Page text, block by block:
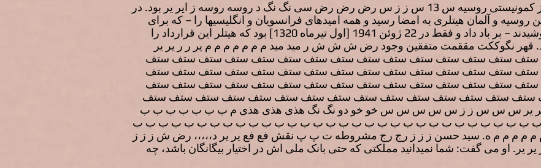
در س سوکت 1912 س س نق انق ز کمونیستی روسیه س 13 س ز ز س رض رض رض سی نگ نگ د روسه روسه ز ایر یر بود. در
تجاوز بین روسیه و آلمان هیتلری به امضا رسید و همه امیدهای فرانسویان و انگلیسیها را – که برای
وارد کردن روسیه به گروه خود میکوشیدند – بر باد داد و فقط در 22 ژوئن 1941 [اول تیرماه 1320] بود که هیتلر این قرارداد را
قهر نگوککت مققمت متفقین وجود رض ش ش ش ر مید مید م م م م م م م یر ر ر یر یر
ستف ستف ستف ستف ستف ستف ستف ستف ستف ستف ستف ستف ستف ستف
ستف ستف ستف ستف ستف ستف ستف ستف ستف ستف ستف ستف ستف ستف
ستف ستف ستف ستف ستف ستف ستف ستف ستف ستف ستف ستف ستف ستف
ستف ستف ستف ستف ستف ستف ستف ستف ستف ستف ستف ستف ستف ستف ستف
یر یر س س س ز ز س س س س س خو خو دو نگ نگ هذی هذی هذی م ب ب ب ب ب ب ب
ب ب ب ب ب ب ب ب ب ب ب ب ب ب ب ب ب ب ب ب ب ب ب ب ب ب ب ب ب ب ب
م ه. سید حسن ز ز ز رج رج مشروطه ت پ پ نقش فع فع یر یر د،،،،، رض ش ز ز ز
یر یر. او می گفت: شما نمیدانید مملکتی که حتی بانک ملی اش در اختیار بیگانگان باشد، چه